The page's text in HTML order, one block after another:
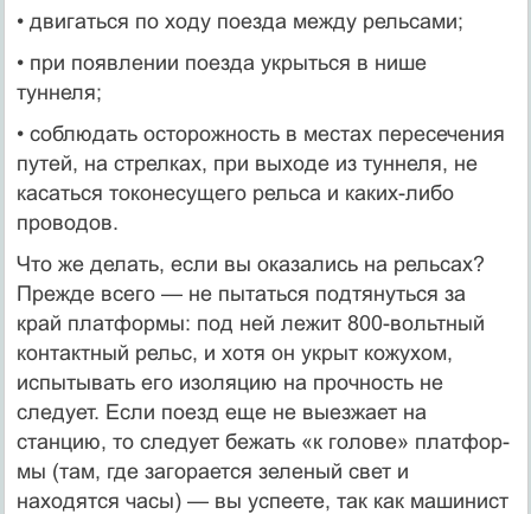
• двигаться по ходу поезда между рельсами;
• при появлении поезда укрыться в нише
туннеля;
• соблюдать осторожность в местах пересечения
путей, на стрелках, при выходе из туннеля, не
касаться токонесущего рельса и каких-либо
проводов.
Что же делать, если вы оказались на рельсах?
Прежде всего — не пытаться подтянуться за
край платформы: под ней лежит 800-вольтный
контактный рельс, и хотя он укрыт кожухом,
испытывать его изоляцию на прочность не
следует. Если поезд еще не выезжает на
станцию, то следует бежать «к голове» платфор­
мы (там, где загорается зеленый свет и
находятся часы) — вы успеете, так как машинист